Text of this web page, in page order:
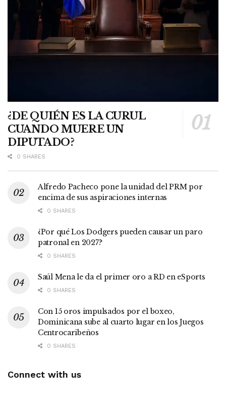
¿DE QUIÉN ES LA CURUL
CUANDO MUERE UN
DIPUTADO?
0 SHARES
Alfredo Pacheco pone la unidad del PRM por
encima de sus aspiraciones internas
0 SHARES
¿Por qué Los Dodgers pueden causar un paro
patronal en 2027?
0 SHARES
Saúl Mena le da el primer oro a RD en eSports
0 SHARES
Con 15 oros impulsados por el boxeo,
Dominicana sube al cuarto lugar en los Juegos
Centrocaribeños
0 SHARES
Connect with us